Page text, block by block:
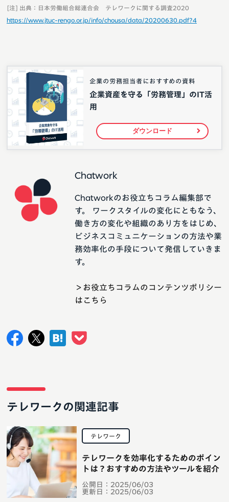
[注] 出典：日本労働組合総連合会 テレワークに関する調査2020
https://www.jtuc-rengo.or.jp/info/chousa/data/20200630.pdf?4
企業の労務担当者におすすめの資料
企業資産を守る「労務管理」のIT活
用
ダウンロード
Chatwork
Chatworkのお役立ちコラム編集部で
す。 ワークスタイルの変化にともなう、
働き方の変化や組織のあり方をはじめ、
ビジネスコミュニケーションの方法や業
務効率化の手段について発信していきま
す。
＞お役立ちコラムのコンテンツポリシー
はこちら
テレワークの関連記事
テレワーク
公開日： 2025/06/03
更新日： 2025/06/03
テレワークを効率化するためのポイン
トは？おすすめの方法やツールを紹介